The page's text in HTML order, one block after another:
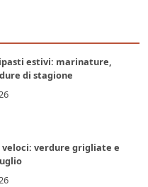
estivi: marinature,
di stagione
verdure grigliate e